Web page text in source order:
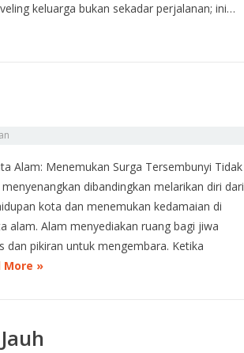
keluarga bukan sekadar perjalanan; ini…
Alam: Menemukan Surga Tersembunyi Tidak
dibandingkan melarikan diri dari
kota dan menemukan kedamaian di
alam. Alam menyediakan ruang bagi jiwa
dan pikiran untuk mengembara. Ketika
More »